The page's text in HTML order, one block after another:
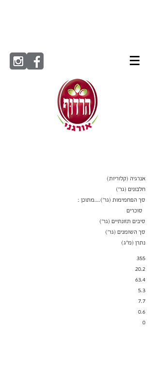
אנרגיה (קלוריות)
חלבונים (גר׳)
סך הפחמימות (גר')....מתוכן :
סוכרים
סיבים תזונתיים (גר׳)
סך השומנים (גר')
נתרן (מ"ג)
355
20.2
63.4
5.3
7.7
0.6
0